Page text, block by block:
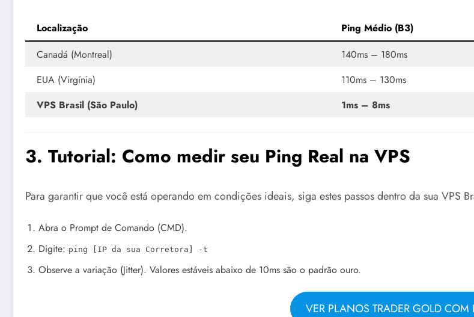
Localização Ping Médio (B3)
Canadá (Montreal)
140ms – 180ms
EUA (Virgínia)
110ms – 130ms
VPS Brasil (São Paulo)
1ms – 8ms
3. Tutorial: Como medir seu Ping Real na VPS
Para garantir que você está operando em condições ideais, siga estes passos dentro da sua VPS
Abra o Prompt de Comando (CMD).
Digite: ping [IP da sua Corretora] -t
Observe a variação (Jitter). Valores estáveis abaixo de 10ms são o padrão ouro.
VER PLANOS TRADER GOLD